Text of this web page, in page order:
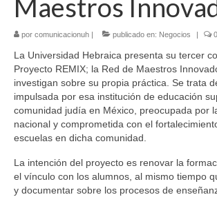
Maestros
por comunicacionuh | publicado en: Negocios | 0
La Universidad Hebraica presenta su tercer
Proyecto REMIX; la Red de Maestros
investigan sobre su propia práctica. Se trata
impulsada por esa institución de educación
comunidad judía en México, preocupada por
nacional y comprometida con el
escuelas en dicha comunidad.
La intención del proyecto es renovar la
el vínculo con los alumnos, al mismo tiempo
y documentar sobre los procesos de